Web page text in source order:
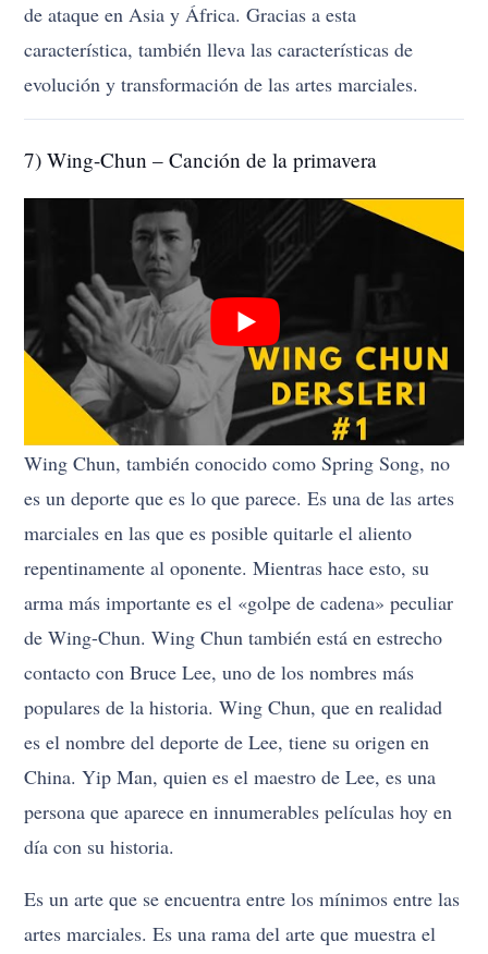
de ataque en Asia y África. Gracias a esta
característica, también lleva las características de
evolución y transformación de las artes marciales.
7) Wing-Chun – Canción de la primavera
Wing Chun, también conocido como Spring Song, no
es un deporte que es lo que parece. Es una de las artes
marciales en las que es posible quitarle el aliento
repentinamente al oponente. Mientras hace esto, su
arma más importante es el «golpe de cadena» peculiar
de Wing-Chun. Wing Chun también está en estrecho
contacto con Bruce Lee, uno de los nombres más
populares de la historia. Wing Chun, que en realidad
es el nombre del deporte de Lee, tiene su origen en
China. Yip Man, quien es el maestro de Lee, es una
persona que aparece en innumerables películas hoy en
día con su historia.
Es un arte que se encuentra entre los mínimos entre las
artes marciales. Es una rama del arte que muestra el